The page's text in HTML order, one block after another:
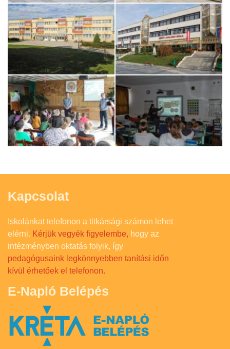
Kapcsolat
Iskolánkat telefonon a titkársági számon lehet
elérni. Kérjük vegyék figyelembe, hogy az
intézményben oktatás folyik, így
pedagógusaink legkönnyebben tanítási időn
kívül érhetőek el telefonon.
E-Napló Belépés